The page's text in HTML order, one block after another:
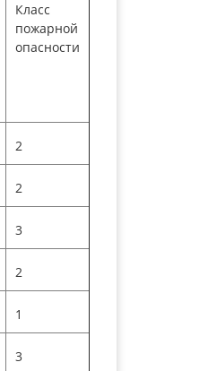
Класс
пожарной
опасности
2
2
3
2
1
3